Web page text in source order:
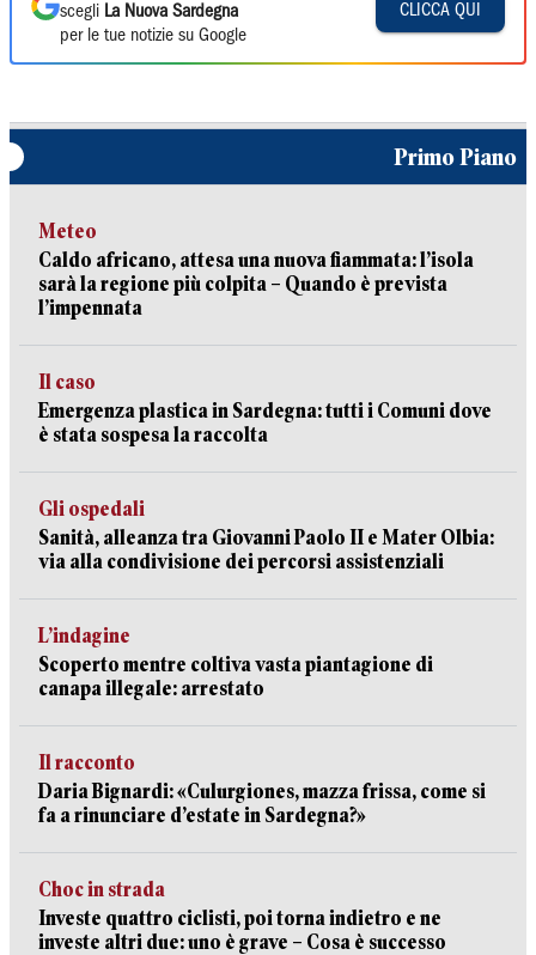
scegli La Nuova Sardegna
per le tue notizie su Google
CLICCA QUI
Primo Piano
Meteo
Caldo africano, attesa una nuova fiammata: l’isola
sarà la regione più colpita – Quando è prevista
l’impennata
Il caso
Emergenza plastica in Sardegna: tutti i Comuni dove
è stata sospesa la raccolta
Gli ospedali
Sanità, alleanza tra Giovanni Paolo II e Mater Olbia:
via alla condivisione dei percorsi assistenziali
L’indagine
Scoperto mentre coltiva vasta piantagione di
canapa illegale: arrestato
Il racconto
Daria Bignardi: «Culurgiones, mazza frissa, come si
fa a rinunciare d’estate in Sardegna?»
Choc in strada
Investe quattro ciclisti, poi torna indietro e ne
investe altri due: uno è grave – Cosa è successo